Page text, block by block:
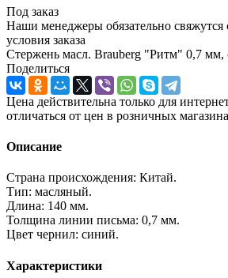
Под заказ
Наши менеджеры обязательно свяжутся
условия заказа
Стержень масл. Brauberg "Ритм" 0,7
Поделиться
Цена действительна только для
отличаться от цен в розничных
Описание
Страна происхождения: Китай.
Тип: масляный.
Длина: 140 мм.
Толщина линии письма: 0,7 мм.
Цвет чернил: синий.
Характеристики